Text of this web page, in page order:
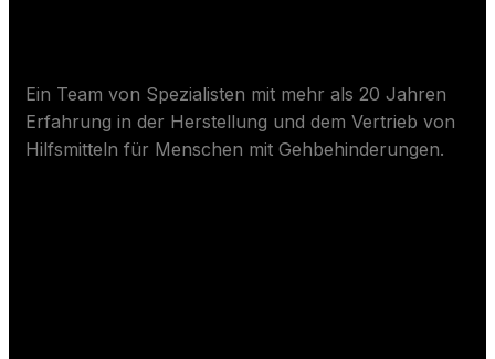
Ein Team von Spezialisten mit mehr als 20 Jahren
Erfahrung in der Herstellung und dem Vertrieb von
Hilfsmitteln für Menschen mit Gehbehinderungen.